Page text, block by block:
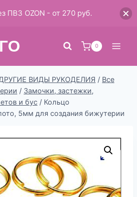
0
ВИДЫ РУКОДЕЛИЯ / Все
/ Замочки, застежки,
и бус / Кольцо
5мм для создания бижутерии
ПВЗ OZON - от 270 руб.